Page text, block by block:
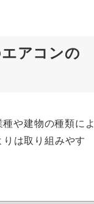
アコンの
や建物の種類によ
は取り組みやす